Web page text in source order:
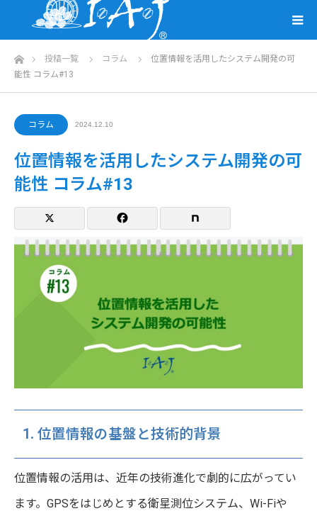
ホーム投稿一覧 コラム
位置情報を活用したシステム開発の可
能性 コラム#13
コラム 2024.12.10
位置情報を活用したシステム開発の可
能性 コラム#13
1. 位置情報の基盤と技術的背景
位置情報の活用は、近年の技術進化で劇的に広がってい
ます。GPSをはじめとする衛星測位システム、Wi-Fiや